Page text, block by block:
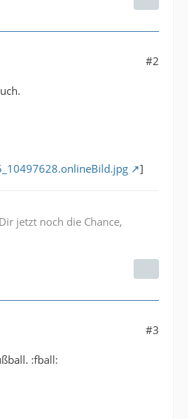
#2
]
jetzt noch die Chance,
#3
:fball: